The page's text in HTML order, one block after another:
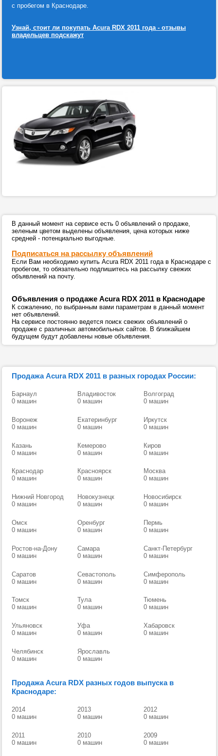
с пробегом в Краснодаре.
Узнай, стоит ли покупать Acura RDX 2011 года - отзывы
владельцев подскажут
В данный момент на сервисе есть 0 объявлений о продаже,
зеленым цветом выделены объявления, цена которых ниже
средней - потенциально выгодные.
Подписаться на рассылку объявлений
Если Вам необходимо купить Acura RDX 2011 года в Краснодаре с
пробегом, то обязательно подпишитесь на рассылку свежих
объявлений на почту.
Объявления о продаже Acura RDX 2011 в Краснодаре
К сожалению, по выбранным вами параметрам в данный момент
нет объявлений.
На сервисе постоянно ведется поиск свежих объявлений о
продаже с различных автомобильных сайтов. В ближайшем
будущем будут добавлены новые объявления.
Продажа Acura RDX 2011 в разных городах России:
Барнаул
0 машин
Владивосток
0 машин
Волгоград
0 машин
Воронеж
0 машин
Екатеринбург
0 машин
Иркутск
0 машин
Казань
0 машин
Кемерово
0 машин
Киров
0 машин
Краснодар
0 машин
Красноярск
0 машин
Москва
0 машин
Нижний Новгород
0 машин
Новокузнецк
0 машин
Новосибирск
0 машин
Омск
0 машин
Оренбург
0 машин
Пермь
0 машин
Ростов-на-Дону
0 машин
Самара
0 машин
Санкт-Петербург
0 машин
Саратов
0 машин
Севастополь
0 машин
Симферополь
0 машин
Томск
0 машин
Тула
0 машин
Тюмень
0 машин
Ульяновск
0 машин
Уфа
0 машин
Хабаровск
0 машин
Челябинск
0 машин
Ярославль
0 машин
Продажа Acura RDX разных годов выпуска в
Краснодаре:
2014
0 машин
2013
0 машин
2012
0 машин
2011
0 машин
2010
0 машин
2009
0 машин